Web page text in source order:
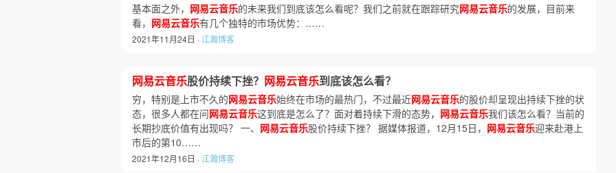
基本面之外， 网易云音乐的未来我们到底该怎么看呢？我们之前就在跟踪研究网易云音乐的发展，目前来
看， 网易云音乐有几个独特的市场优势：……
2021年11月24日 ·江瀚博客
网易云音乐股价持续下挫？ 网易云音乐到底该怎么看？
穷，特别是上市不久的网易云音乐始终在市场的最热门，不过最近网易云音乐的股价却呈现出持续下挫的状
态，很多人都在问网易云音乐这到底是怎么了？面对着持续下滑的态势， 网易云音乐我们该怎么看？当前的
长期抄底价值有出现吗？ 一、 网易云音乐股价持续下挫？ 据媒体报道，12月15日， 网易云音乐迎来赴港上
市后的第10……
2021年12月16日 ·江瀚博客